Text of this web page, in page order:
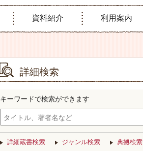
資料紹介 利用案内
詳細検索
キーワードで検索ができます
詳細蔵書検索 ジャンル検索 典拠検索